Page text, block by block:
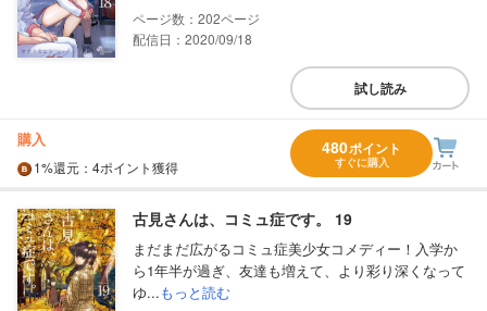
202
配信日：2020/09/18
試し読み
購入
1%還元 ：4ポイント獲得
480ポイント
すぐに購入
古見さんは、コミュ症です。 19
まだまだ広がるコミュ症美少女コメディー！入学か
ら1年半が過ぎ、友達も増えて、より彩り深くなって
ゆ...もっと読む